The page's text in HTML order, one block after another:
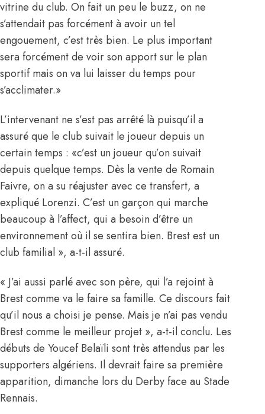
vitrine du club. On fait un peu le buzz, on ne
s’attendait pas forcément à avoir un tel
engouement, c’est très bien. Le plus important
sera forcément de voir son apport sur le plan
sportif mais on va lui laisser du temps pour
s’acclimater.»
L’intervenant ne s’est pas arrêté là puisqu’il a
assuré que le club suivait le joueur depuis un
certain temps : «c’est un joueur qu’on suivait
depuis quelque temps. Dès la vente de Romain
Faivre, on a su réajuster avec ce transfert, a
expliqué Lorenzi. C’est un garçon qui marche
beaucoup à l’affect, qui a besoin d’être un
environnement où il se sentira bien. Brest est un
club familial », a-t-il assuré.
« J’ai aussi parlé avec son père, qui l’a rejoint à
Brest comme va le faire sa famille. Ce discours fait
qu’il nous a choisi je pense. Mais je n’ai pas vendu
Brest comme le meilleur projet », a-t-il conclu. Les
débuts de Youcef Belaïli sont très attendus par les
supporters algériens. Il devrait faire sa première
apparition, dimanche lors du Derby face au Stade
Rennais.